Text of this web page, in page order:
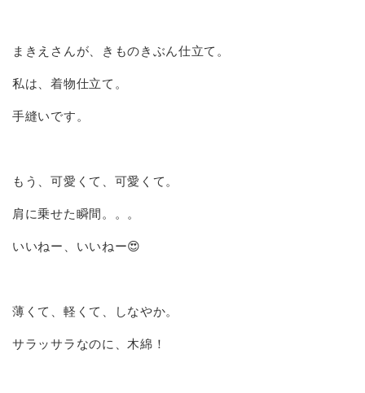
まきえさんが、きものきぶん仕立て。
私は、着物仕立て。
手縫いです。
もう、可愛くて、可愛くて。
肩に乗せた瞬間。。。
いいねー、いいねー😍
薄くて、軽くて、しなやか。
サラッサラなのに、木綿！